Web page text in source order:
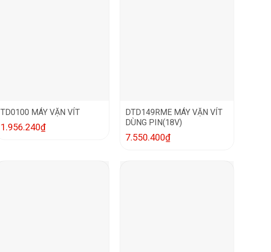
TD0100 MÁY VẶN VÍT
1.956.240₫
DTD149RME MÁY VẶN VÍT
DÙNG PIN(18V)
7.550.400₫